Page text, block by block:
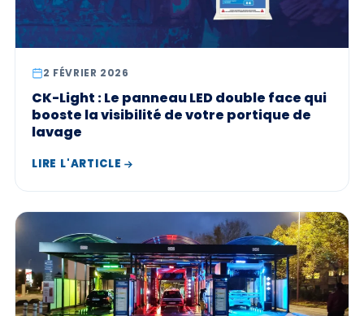
2 FÉVRIER 2026
CK-Light : Le panneau LED double face qui
booste la visibilité de votre portique de
lavage
LIRE L'ARTICLE